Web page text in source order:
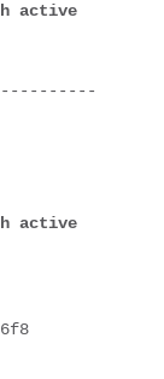
active
active